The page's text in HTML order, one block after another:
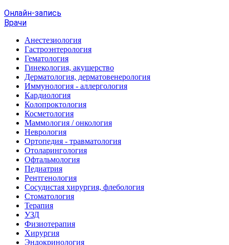
Онлайн-запись
Врачи
Анестезиология
Гастроэнтерология
Гематология
Гинекология, акушерство
Дерматология, дерматовенерология
Иммунология - аллергология
Кардиология
Колопроктология
Косметология
Маммология / онкология
Неврология
Ортопедия - травматология
Отоларингология
Офтальмология
Педиатрия
Рентгенология
Сосудистая хирургия, флебология
Стоматология
Терапия
УЗД
Физиотерапия
Хирургия
Эндокринология